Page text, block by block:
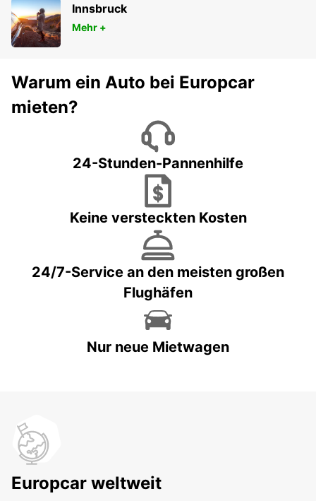
Innsbruck
Mehr +
Warum ein Auto bei Europcar
mieten?
24-Stunden-Pannenhilfe
Keine versteckten Kosten
24/7-Service an den meisten großen
Flughäfen
Nur neue Mietwagen
Europcar weltweit